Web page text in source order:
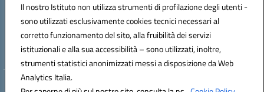
Il nostro Istituto non utilizza strumenti di profilazione degli utenti -
sono utilizzati esclusivamente cookies tecnici necessari al
corretto funzionamento del sito, alla fruibilità dei servizi
istituzionali e alla sua accessibilità – sono utilizzati, inoltre,
strumenti statistici anonimizzati messi a disposizione da Web
Analytics Italia.
Codice fiscale: 84000710792
Codice meccanografico:
CZIC869004
Codice unico di fatturazione (CUF): UFKGA0
Hosting & Powered by 3D Solution S.r.l.